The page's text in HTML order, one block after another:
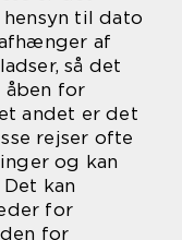
til dato
af
så det
for
andet er det
rejser ofte
og kan
kan
for
for